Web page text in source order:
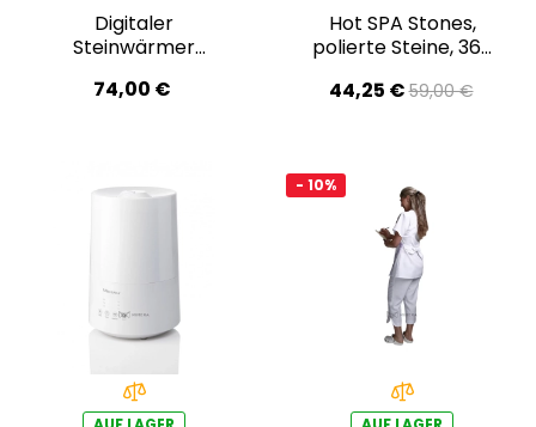
Digitaler
Steinwärmer
74,00 €
Hot SPA Stones,
polierte Steine, 36-
AOB1510500
44,25 €59,00 €
- 10%